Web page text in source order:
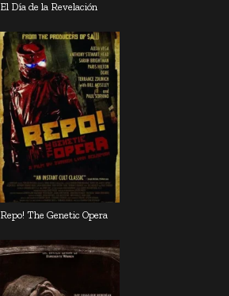
El Día de la Revelación
Repo! The Genetic Opera